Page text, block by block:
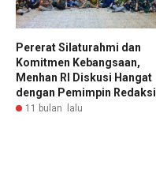
Pererat Silaturahmi dan
Komitmen Kebangsaan,
Menhan RI Diskusi Hangat
dengan Pemimpin Redaksi
11 bulan lalu